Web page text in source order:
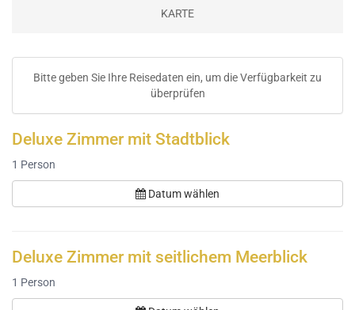
KARTE
Bitte geben Sie Ihre Reisedaten ein, um die Verfügbarkeit zu
überprüfen
Deluxe Zimmer mit Stadtblick
1 Person
Datum wählen
Deluxe Zimmer mit seitlichem Meerblick
1 Person